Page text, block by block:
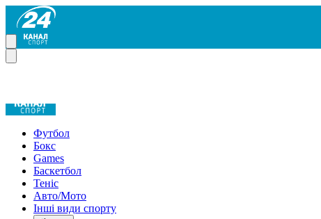
Футбол
Бокс
Games
Баскетбол
Теніс
Авто/Мото
Інші види спорту